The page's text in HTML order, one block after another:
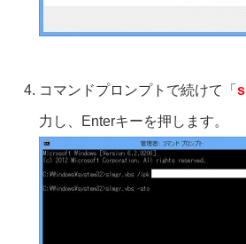
コマンドプロンプトで続けて「
力し、Enterキーを押します。